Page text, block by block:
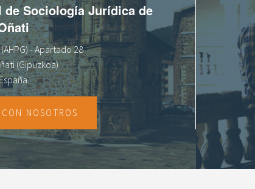
Sociología Jurídica de
- Apartado 28
(Gipuzkoa)
NOSOTROS